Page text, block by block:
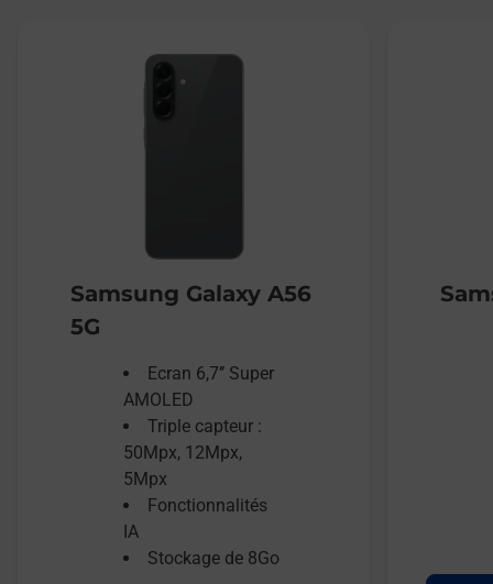
Samsung Galaxy A56
5G
Ecran 6,7’’ Super
AMOLED
Triple capteur :
50Mpx, 12Mpx,
5Mpx
Fonctionnalités
IA
Stockage de 8Go